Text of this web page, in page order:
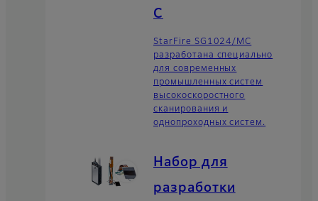
C
StarFire SG1024/MC
разработана специально
для современных
промышленных систем
высокоскоростного
сканирования и
однопроходных систем.
Набор для
разработки